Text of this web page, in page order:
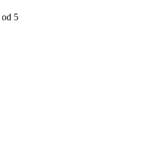
od 5